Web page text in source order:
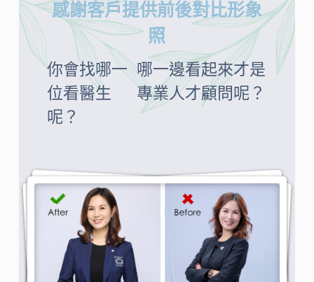
感謝客戶提供前後對比形象
照
你會找哪一
位看醫生
呢？
哪一邊看起來才是
專業人才顧問呢？